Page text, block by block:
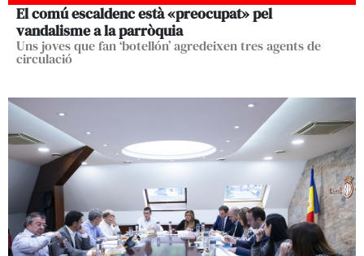
El comú escaldenc està «preocupat» pel
vandalisme a la parròquia
Uns joves que fan ‘botellón’ agredeixen tres agents de
circulació